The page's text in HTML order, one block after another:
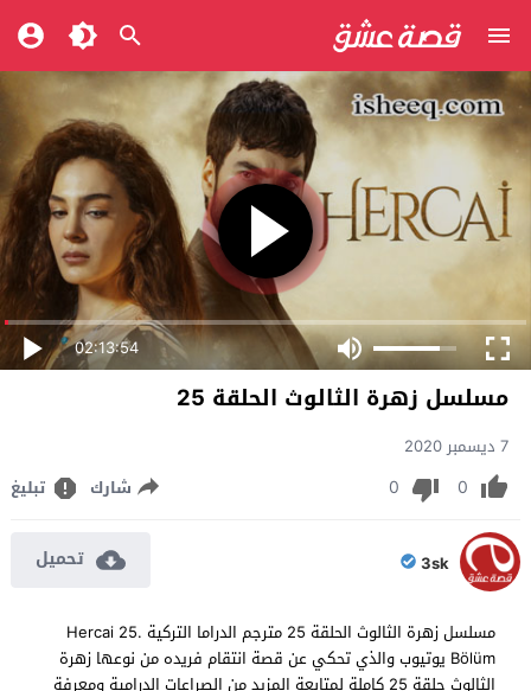
02:13:54
مسلسل زهرة الثالوث الحلقة 25
7 ديسمبر 2020
0
0 شارك تبليغ
3sk تحميل
مسلسل زهرة الثالوث الحلقة 25 مترجم الدراما التركية Hercai 25.
Bölüm يوتيوب والذي تحكي عن قصة انتقام فريده من نوعها زهرة
الثالوث حلقة 25 كاملة لمتابعة المزيد من الصراعات الدرامية ومعرفة